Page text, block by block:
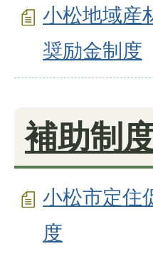
小松地域産
奨励金制度
補助制
小松市定住
度